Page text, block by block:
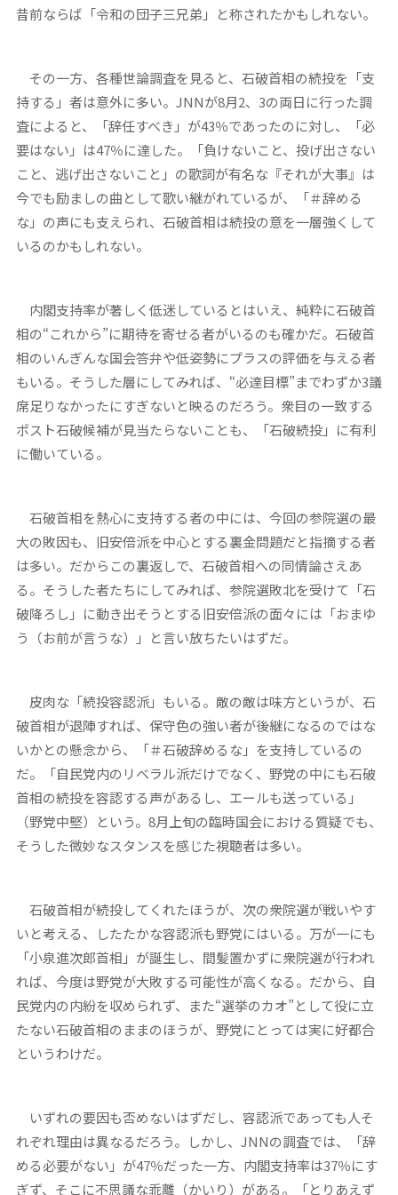
昔前ならば「令和の団子三兄弟」と称されたかもしれない。
その一方、各種世論調査を見ると、石破首相の続投を「支
持する」者は意外に多い。JNNが8月2、3の両日に行った調
査によると、「辞任すべき」が43％であったのに対し、「必
要はない」は47％に達した。「負けないこと、投げ出さない
こと、逃げ出さないこと」の歌詞が有名な『それが大事』は
今でも励ましの曲として歌い継がれているが、「＃辞める
な」の声にも支えられ、石破首相は続投の意を一層強くして
いるのかもしれない。
内閣支持率が著しく低迷しているとはいえ、純粋に石破首
相の“これから”に期待を寄せる者がいるのも確かだ。石破首
相のいんぎんな国会答弁や低姿勢にプラスの評価を与える者
もいる。そうした層にしてみれば、“必達目標”までわずか3議
席足りなかったにすぎないと映るのだろう。衆目の一致する
ポスト石破候補が見当たらないことも、「石破続投」に有利
に働いている。
石破首相を熱心に支持する者の中には、今回の参院選の最
大の敗因も、旧安倍派を中心とする裏金問題だと指摘する者
は多い。だからこの裏返しで、石破首相への同情論さえあ
る。そうした者たちにしてみれば、参院選敗北を受けて「石
破降ろし」に動き出そうとする旧安倍派の面々には「おまゆ
う（お前が言うな）」と言い放ちたいはずだ。
皮肉な「続投容認派」もいる。敵の敵は味方というが、石
破首相が退陣すれば、保守色の強い者が後継になるのではな
いかとの懸念から、「＃石破辞めるな」を支持しているの
だ。「自民党内のリベラル派だけでなく、野党の中にも石破
首相の続投を容認する声があるし、エールも送っている」
（野党中堅）という。8月上旬の臨時国会における質疑でも、
そうした微妙なスタンスを感じた視聴者は多い。
石破首相が続投してくれたほうが、次の衆院選が戦いやす
いと考える、したたかな容認派も野党にはいる。万が一にも
「小泉進次郎首相」が誕生し、間髪置かずに衆院選が行われ
れば、今度は野党が大敗する可能性が高くなる。だから、自
民党内の内紛を収められず、また“選挙のカオ”として役に立
たない石破首相のままのほうが、野党にとっては実に好都合
というわけだ。
いずれの要因も否めないはずだし、容認派であっても人そ
れぞれ理由は異なるだろう。しかし、JNNの調査では、「辞
める必要がない」が47％だった一方、内閣支持率は37％にす
ぎず、そこに不思議な乖離（かいり）がある。「とりあえず